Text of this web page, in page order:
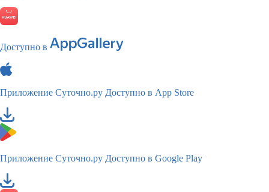
Доступно в
Приложение Суточно.ру Доступно в App Store
Приложение Суточно.ру Доступно в Google Play